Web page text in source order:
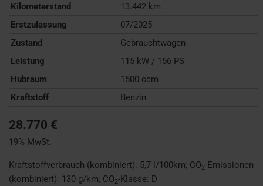
Kilometerstand
13.442 km
Erstzulassung
07/2025
Zustand
Gebrauchtwagen
Leistung
115 kW / 156 PS
Hubraum
1500 ccm
Kraftstoff
Benzin
28.770 €
19% MwSt.
Kraftstoffverbrauch (kombiniert): 5,7 l/100km; CO2-Emissionen
(kombiniert): 130 g/km; CO2-Klasse: D